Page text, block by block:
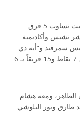
وشهد اليوم الأول من البطولة إقامة 4 جولات، حيث تساوت 5 فرق
سيجنيتشر تشيس وأكاديمية
إم جي 1، ورويال تشيس سمرقند و”أيه دي
سي سي أند إم جي”، فيما تساوت 4 فرق برصيد 7 نقاط و15 فريقاً بـ 6
الطاهر، ومعه هشام
طارق ونور البلوشي